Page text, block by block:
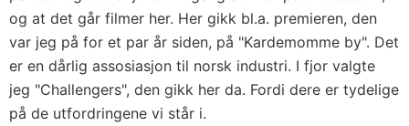
og at det går filmer her. Her gikk bl.a. premieren, den
var jeg på for et par år siden, på "Kardemomme by". Det
er en dårlig assosiasjon til norsk industri. I fjor valgte
jeg "Challengers", den gikk her da. Fordi dere er tydelige
på de utfordringene vi står i.